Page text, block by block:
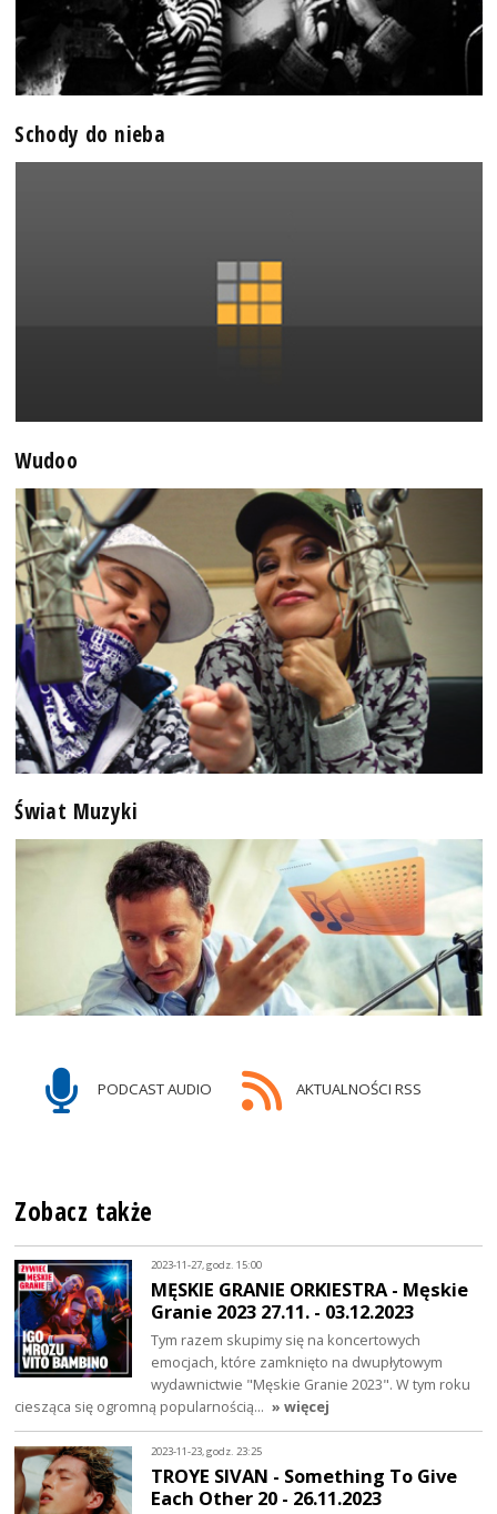
Schody do nieba
Wudoo
Świat Muzyki
PODCAST AUDIO AKTUALNOŚCI RSS
Zobacz także
2023-11-27, godz. 15:00
MĘSKIE GRANIE ORKIESTRA - Męskie
Granie 2023 27.11. - 03.12.2023
Tym razem skupimy się na koncertowych
emocjach, które zamknięto na dwupłytowym
wydawnictwie "Męskie Granie 2023". W tym roku
ciesząca się ogromną popularnością… » więcej
2023-11-23, godz. 23:25
TROYE SIVAN - Something To Give
Each Other 20 - 26.11.2023